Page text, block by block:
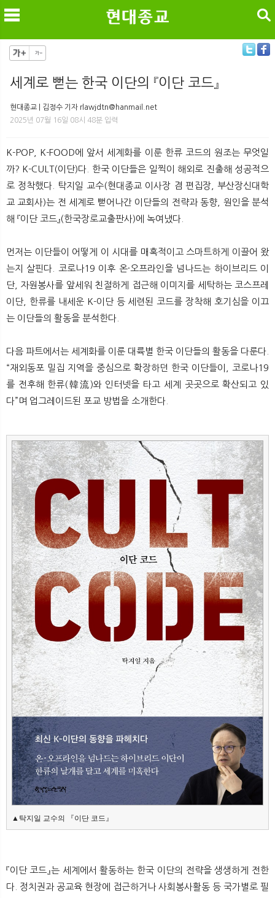
뉴 색
검색
세계로 뻗는 한국 이단의 『이단 코드』
현대종교 | 김정수 기자 rlawjdtn@hanmail.net
2025년 07월 16일 08시 48분 입력
K-POP, K-FOOD에 앞서 세계화를 이룬 한류 코드의 원조는 무엇일
까? K-CULT(이단)다. 한국 이단들은 일찍이 해외로 진출해 성공적으
로 정착했다. 탁지일 교수(현대종교 이사장 겸 편집장, 부산장신대학
교 교회사)는 전 세계로 뻗어나간 이단들의 전략과 동향, 원인을 분석
해 『이단 코드』(한국장로교출판사)에 녹여냈다.
먼저는 이단들이 어떻게 이 시대를 매혹적이고 스마트하게 이끌어 왔
는지 살핀다. 코로나19 이후 온·오프라인을 넘나드는 하이브리드 이
단, 자원봉사를 앞세워 친절하게 접근해 이미지를 세탁하는 코스프레
이단, 한류를 내세운 K-이단 등 세련된 코드를 장착해 호기심을 이끄
는 이단들의 활동을 분석한다.
다음 파트에서는 세계화를 이룬 대륙별 한국 이단들의 활동을 다룬다.
“재외동포 밀집 지역을 중심으로 확장하던 한국 이단들이, 코로나19
를 전후해 한류(韓流)와 인터넷을 타고 세계 곳곳으로 확산되고 있
다”며 업그레이드된 포교 방법을 소개한다.
▲탁지일 교수의 『이단 코드』
『이단 코드』는 세계에서 활동하는 한국 이단의 전략을 생생하게 전한
다. 정치권과 공교육 현장에 접근하거나 사회봉사활동 등 국가별로 필